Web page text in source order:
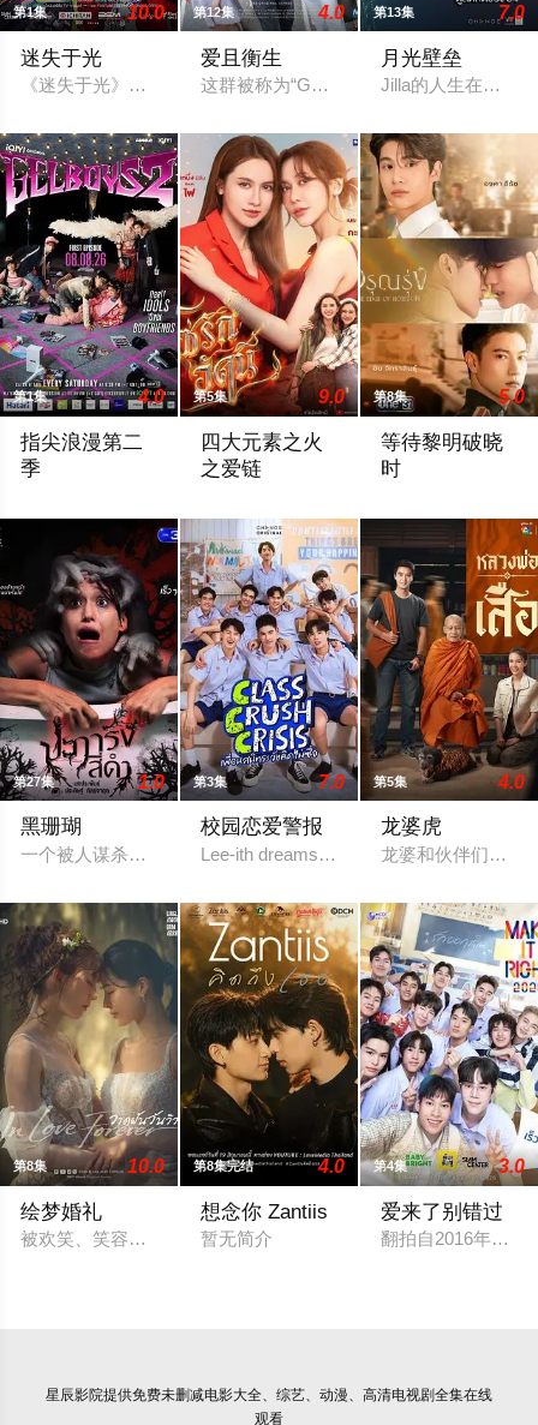
第1集 10.0
迷失于光
《迷失于光》（Lost to Light）讲述了一群曾满怀明星梦的偶像
第12集 4.0
爱且衡生
这群被称为“Gen Me世代”的年轻人，在
第13集 7.0
月光壁垒
Jilla的人生在一次
第1集 4.0
指尖浪漫第二
季
第5集 9.0
四大元素之火
之爱链
第8集 5.0
等待黎明破晓
时
第27集 1.0
黑珊瑚
一个被人谋杀致死的女孩的灵魂附到珊瑚上的故事。
第3集 7.0
校园恋爱警报
Lee-ith dreams of becoming a cool indie
第5集 4.0
龙婆虎
龙婆和伙伴们意外
第8集 10.0
绘梦婚礼
被欢笑、笑容和祝福环绕的婚礼仅仅是爱情生活的起点。未来
第8集完结 4.0
想念你 Zantiis
暂无简介
第4集 3.0
爱来了别错过
翻拍自2016年泰国
星辰影院提供免费未删减电影大全、综艺、动漫、高清电视剧全集在线
观看